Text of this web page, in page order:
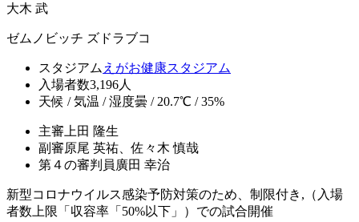
大木 武
ゼムノビッチ ズドラブコ
スタジアム えがお健康スタジアム
入場者数3,196人
天候 / 気温 / 湿度曇 / 20.7℃ / 35%
主審 上田 隆生
副審原尾 英祐、佐々木 慎哉
第４の審判員 廣田 幸治
新型コロナウイルス感染予防対策のため、制限付き,（入場
者数上限「収容率「50%以下」）での試合開催